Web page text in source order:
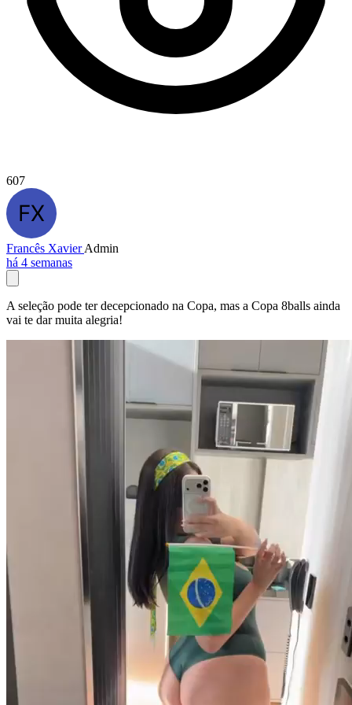
607
Francês XavierAdmin
há 4 semanas
A seleção pode ter decepcionado na Copa, mas a Copa 8balls ainda
vai te dar muita alegria!